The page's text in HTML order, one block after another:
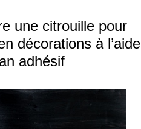
une citrouille pour
décorations à l’aide
adhésif